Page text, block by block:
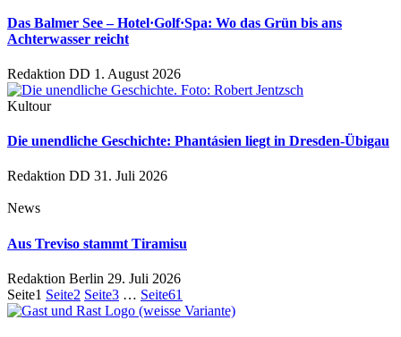
Das Balmer See – Hotel·Golf·Spa: Wo das Grün bis ans
Achterwasser reicht
Redaktion DD 1. August 2026
Kultour
Die unendliche Geschichte: Phantásien liegt in Dresden-Übigau
Redaktion DD 31. Juli 2026
News
Aus Treviso stammt Tiramisu
Redaktion Berlin 29. Juli 2026
Seite1 Seite2 Seite3 … Seite61